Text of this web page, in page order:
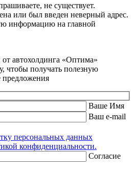
не существует.
или был введен неверный адрес.
информацию на главной
автохолдинга «Оптима»
чтобы получать полезную
Ваше Имя
Ваш e-mail
персональных данных
конфиденциальности.
Согласие